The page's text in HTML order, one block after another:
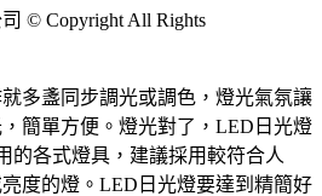
© Copyright All Rights
多盞同步調光或調色，燈光氣氛讓
簡單方便。燈光對了，LED日光燈
的各式燈具，建議採用較符合人
度的燈。LED日光燈要達到精簡好